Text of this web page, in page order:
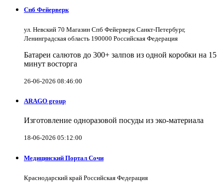
Спб Фейерверк
ул. Невский 70 Магазин Спб Фейерверк Санкт-Петербург,
Ленинградская область 190000 Российская Федерация
Батареи салютов до 300+ залпов из одной коробки на 15
минут восторга
26-06-2026 08:46:00
ARAGO group
Изготовление одноразовой посуды из эко-материала
18-06-2026 05:12:00
Медицинский Портал Сочи
Краснодарский край Российская Федерация